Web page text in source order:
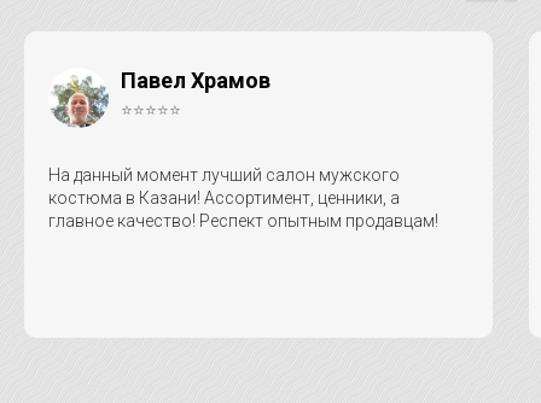
Павел Храмов
⭐⭐⭐⭐⭐
На данный момент лучший салон мужского
костюма в Казани! Ассортимент, ценники, а
главное качество! Респект опытным продавцам!